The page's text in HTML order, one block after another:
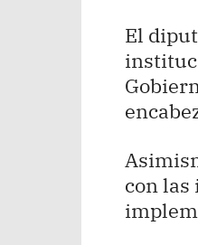
El
con las